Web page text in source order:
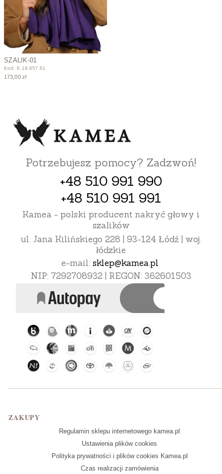
SZALIK-01
Kod: K.18.857.61
173,00 zł
Potrzebujesz pomocy? Zadzwoń!
+48 510 991 990
+48 510 991 991
Kamea - polski producent nakryć głowy i
szalików
ul. Jana Kilińskiego 228 | 93-124 Łódź | woj.
łódzkie
e-mail: sklep@kamea.pl
NIP: 7292708932 | REGON: 362601503
Linki w stopce
ZAKUPY
Regulamin sklepu internetowego kamea.pl
Ustawienia plików cookies
Polityka prywatności i plików cookies Kamea.pl
Czas realizacji zamówienia